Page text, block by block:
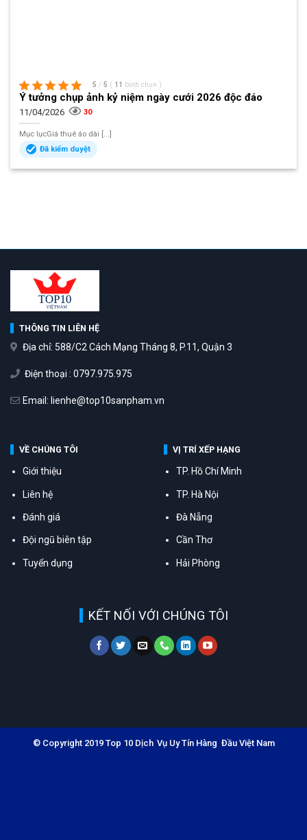
5 / 5 ( 11 bình chọn )
Ý tưởng chụp ảnh kỷ niệm ngày cưới 2026 độc đáo
11/04/2026 30
Mục lụcGiá thuê áo dài [...]
Đã kiểm duyệt
THÔNG TIN LIÊN HỆ
Địa chỉ: 588/C2 Cách Mạng Tháng 8, P.11, Quận 3
Điện thoại : 0797.975.975
Email: lienhe@top10sanpham.vn
VỀ CHÚNG TÔI
Giới thiệu
Liên hệ
Đánh giá
Đội ngũ biên tập
Tuyển dụng
VỊ TRÍ XẾP HẠNG
TP. Hồ Chí Minh
TP. Hà Nội
Đà Nẵng
Cần Thơ
Hải Phòng
KẾT NỐI VỚI CHÚNG TÔI
© Copyright 2019 Top 10 Dịch Vụ Uy Tín Hàng Đầu Việt Nam